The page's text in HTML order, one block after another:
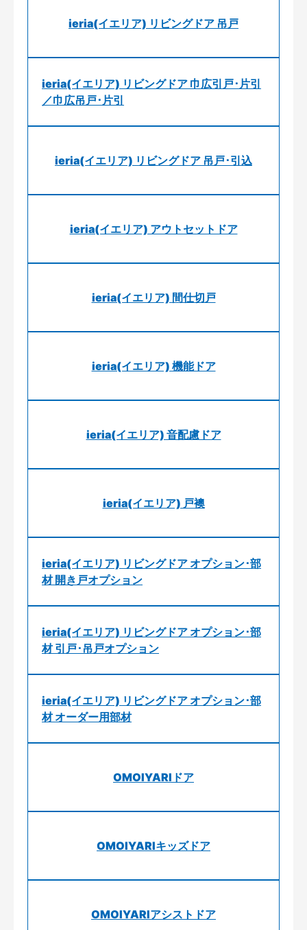
ieria(イエリア) リビングドア 吊戸
ieria(イエリア) リビングドア 巾広引戸･片引
／巾広吊戸･片引
ieria(イエリア) リビングドア 吊戸･引込
ieria(イエリア) アウトセットドア
ieria(イエリア) 間仕切戸
ieria(イエリア) 機能ドア
ieria(イエリア) 音配慮ドア
ieria(イエリア) 戸襖
ieria(イエリア) リビングドア オプション･部
材 開き戸オプション
ieria(イエリア) リビングドア オプション･部
材 引戸･吊戸オプション
ieria(イエリア) リビングドア オプション･部
材 オーダー用部材
OMOIYARIドア
OMOIYARIキッズドア
OMOIYARIアシストドア